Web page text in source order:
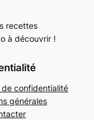
recettes
à découvrir !
de confidentialité
générales